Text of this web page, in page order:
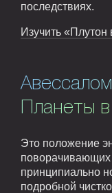
последствиях.
Изучить «Плутон
Планеты
Это положение
поворачивающих
принципиально
подробной